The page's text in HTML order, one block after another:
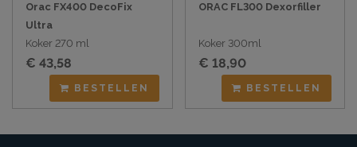
Orac FX400 DecoFix
Ultra
Koker 270 ml
€ 43,58
BESTELLEN
ORAC FL300 Dexorfiller
Koker 300ml
€ 18,90
BESTELLEN